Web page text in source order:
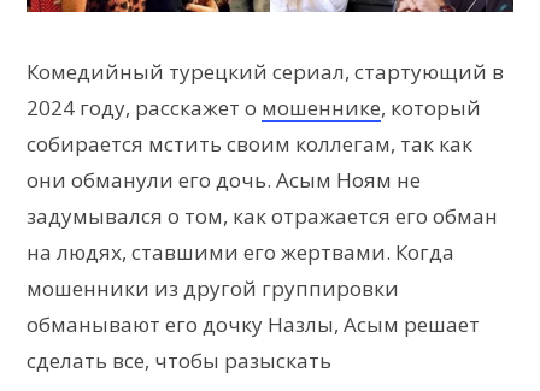
Комедийный турецкий сериал, стартующий в
2024 году, расскажет о мошеннике, который
собирается мстить своим коллегам, так как
они обманули его дочь. Асым Ноям не
задумывался о том, как отражается его обман
на людях, ставшими его жертвами. Когда
мошенники из другой группировки
обманывают его дочку Назлы, Асым решает
сделать все, чтобы разыскать